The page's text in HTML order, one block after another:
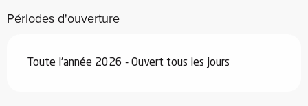
Périodes d'ouverture
Toute l'année 2026 - Ouvert tous les jours